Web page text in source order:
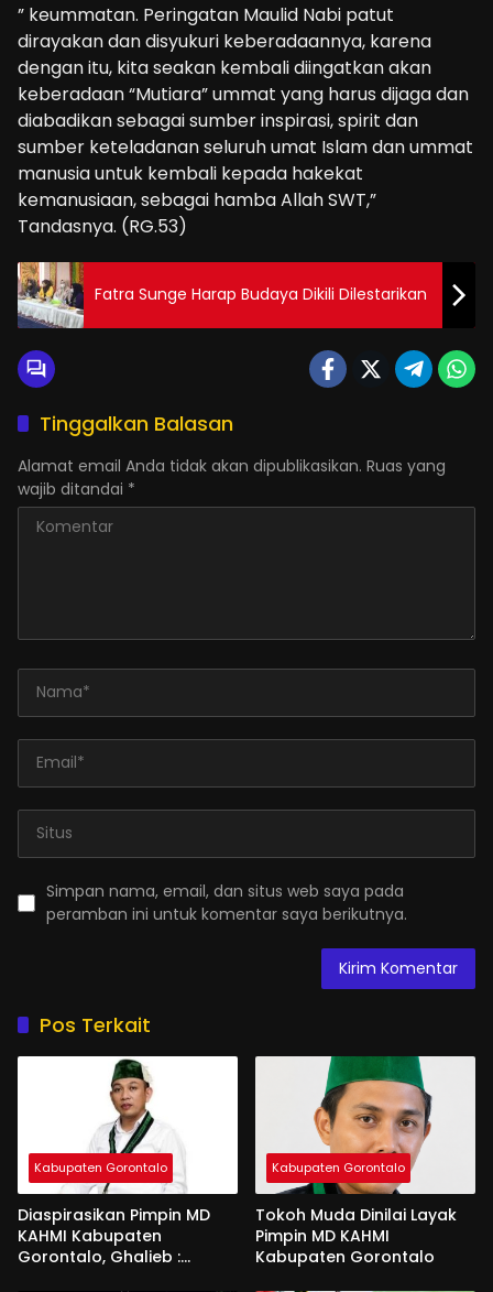
” keummatan. Peringatan Maulid Nabi patut
dirayakan dan disyukuri keberadaannya, karena
dengan itu, kita seakan kembali diingatkan akan
keberadaan “Mutiara” ummat yang harus dijaga dan
diabadikan sebagai sumber inspirasi, spirit dan
sumber keteladanan seluruh umat Islam dan ummat
manusia untuk kembali kepada hakekat
kemanusiaan, sebagai hamba Allah SWT,”
Tandasnya. (RG.53)
Fatra Sunge Harap Budaya Dikili Dilestarikan
Tinggalkan Balasan
Alamat email Anda tidak akan dipublikasikan. Ruas yang
wajib ditandai *
Simpan nama, email, dan situs web saya pada
peramban ini untuk komentar saya berikutnya.
Pos Terkait
Kabupaten Gorontalo
Diaspirasikan Pimpin MD
KAHMI Kabupaten
Gorontalo, Ghalieb :
Kabupaten Gorontalo
Tokoh Muda Dinilai Layak
Pimpin MD KAHMI
Kabupaten Gorontalo